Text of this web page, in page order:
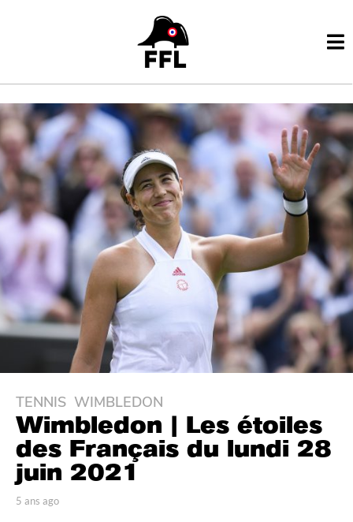
5
a
s
a
g
TENNIS ,WIMBLEDON
Wimbledon | Les étoiles
des Français du lundi 28
juin 2021
p
5 ans ago